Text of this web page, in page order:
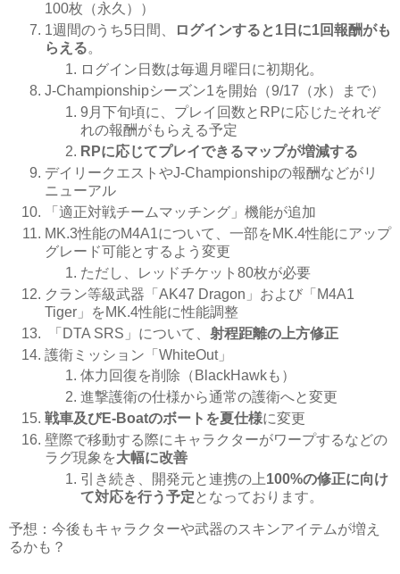
100枚（永久））
1週間のうち5日間、
ログインすると1日に1回報酬がも
らえる。
ログイン日数は毎週月曜日に初期化。
J-Championshipシーズン1を開始（9/17（水）まで）
9月下旬頃に、プレイ回数とRPに応じたそれぞ
れの報酬がもらえる予定
RPに応じてプレイできるマップが増減する
デイリークエストやJ-Championshipの報酬などがリ
ニューアル
「適正対戦チームマッチング」機能が追加
MK.3性能のM4A1について、一部をMK.4性能にアップ
グレード可能とするよう変更
ただし、レッドチケット80枚が必要
クラン等級武器「AK47 Dragon」および「M4A1
Tiger」をMK.4性能に性能調整
「DTA SRS」について、 射程距離の上方修正
護衛ミッション「WhiteOut」
体力回復を削除（BlackHawkも）
進撃護衛の仕様から通常の護衛へと変更
戦車及びE-Boatのボートを夏仕様に変更
壁際で移動する際にキャラクターがワープするなどの
ラグ現象を大幅に改善
引き続き、開発元と連携の上100%の修正に向け
て対応を行う予定 となっております。
予想：今後もキャラクターや武器のスキンアイテムが増え
るかも？